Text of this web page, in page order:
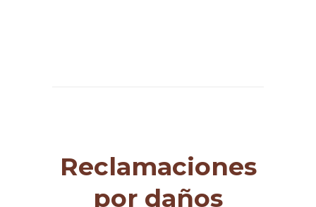
Reclamaciones
por daños